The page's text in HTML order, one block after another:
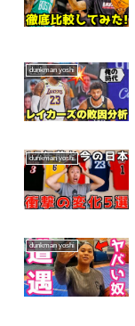
dunkman yoshi
dunkman yoshi
dunkman yoshi